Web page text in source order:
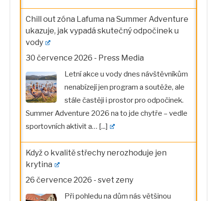
Chill out zóna Lafuma na Summer Adventure
ukazuje, jak vypadá skutečný odpočinek u
vody
30 července 2026 - Press Media
Letní akce u vody dnes návštěvníkům
nenabízejí jen program a soutěže, ale
stále častěji i prostor pro odpočinek.
Summer Adventure 2026 na to jde chytře – vedle
sportovních aktivit a… [...]
Když o kvalitě střechy nerozhoduje jen
krytina
26 července 2026 - svet zeny
Při pohledu na dům nás většinou